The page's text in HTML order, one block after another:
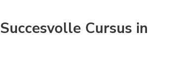
Cursus in